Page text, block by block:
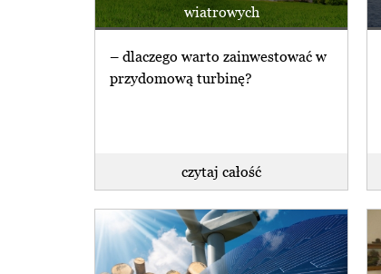
wiatrowych
– dlaczego warto zainwestować w
przydomową turbinę?
czytaj całość